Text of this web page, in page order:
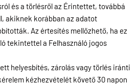
és a törlésről az Érintettet, továbbá
akiknek korábban az adatot
Az értesítés mellőzhető, ha ez
tekintettel a Felhasználó jogos
helyesbítés, zárolás vagy törlés iránti
kézhezvételét követő 30 napon